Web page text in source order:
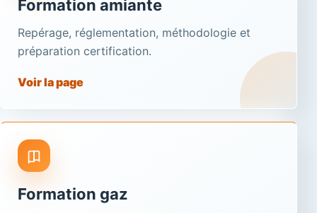
Formation amiante
Repérage, réglementation, méthodologie et
préparation certification.
Voir la page
Formation gaz